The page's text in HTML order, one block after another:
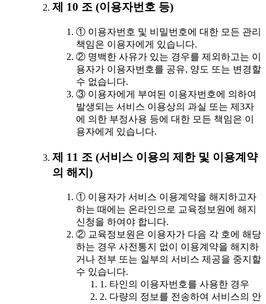
제 10 조 (이용자번호 등)
① 이용자번호 및 비밀번호에 대한 모든 관리
책임은 이용자에게 있습니다.
② 명백한 사유가 있는 경우를 제외하고는 이
용자가 이용자번호를 공유, 양도 또는 변경할
수 없습니다.
③ 이용자에게 부여된 이용자번호에 의하여
발생되는 서비스 이용상의 과실 또는 제3자
에 의한 부정사용 등에 대한 모든 책임은 이
용자에게 있습니다.
제 11 조 (서비스 이용의 제한 및 이용계약
의 해지)
① 이용자가 서비스 이용계약을 해지하고자
하는 때에는 온라인으로 교육정보원에 해지
신청을 하여야 합니다.
② 교육정보원은 이용자가 다음 각 호에 해당
하는 경우 사전통지 없이 이용계약을 해지하
거나 전부 또는 일부의 서비스 제공을 중지할
수 있습니다.
1. 타인의 이용자번호를 사용한 경우
2. 다량의 정보를 전송하여 서비스의 안